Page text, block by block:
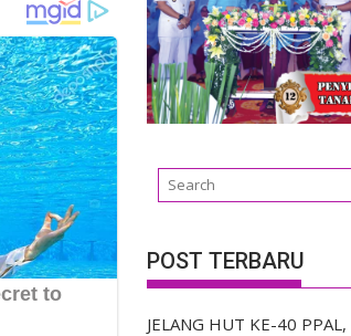
POST TERBARU
JELANG HUT KE-40